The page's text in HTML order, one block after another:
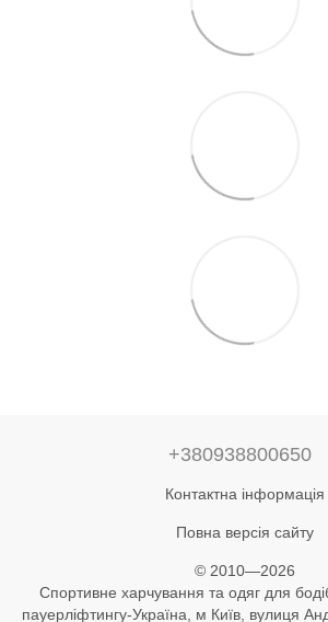
+380938800650
Контактна інформація
Повна версія сайту
© 2010—2026
Спортивне харчування та одяг для
пауерліфтингу-Україна, м Київ, вулиця